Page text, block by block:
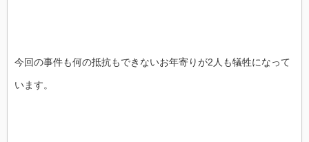
今回の事件も何の抵抗もできないお年寄りが2人も犠牲になって
います。